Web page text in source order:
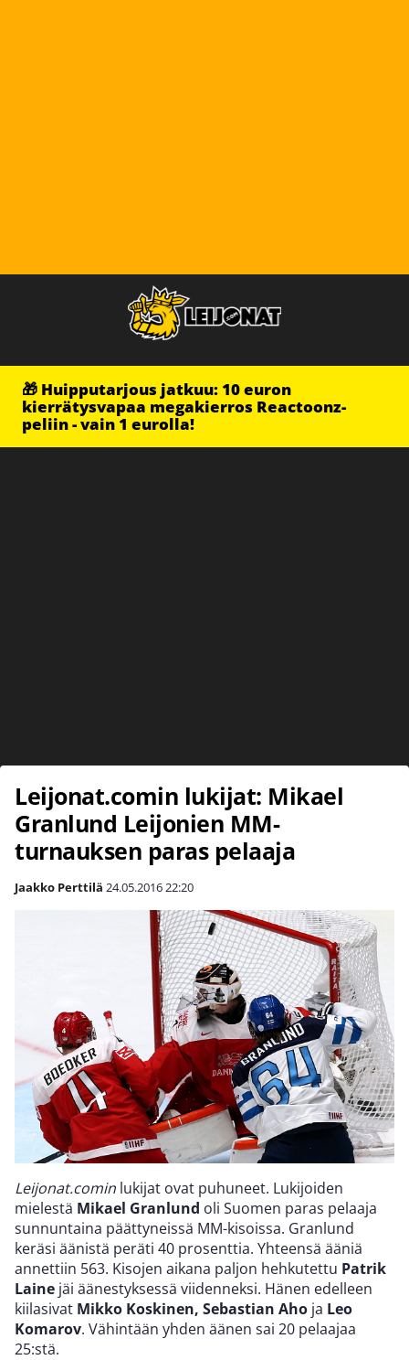
🎁 Huipputarjous jatkuu: 10 euron
kierrätysvapaa megakierros Reactoonz-
peliin - vain 1 eurolla!
Leijonat.comin lukijat: Mikael
Granlund Leijonien MM-
turnauksen paras pelaaja
Jaakko Perttilä 24.05.201622:20
Leijonat.comin lukijat ovat puhuneet. Lukijoiden
mielestä Mikael Granlund oli Suomen paras pelaaja
sunnuntaina päättyneissä MM-kisoissa. Granlund
keräsi äänistä peräti 40 prosenttia. Yhteensä ääniä
annettiin 563. Kisojen aikana paljon hehkutettu Patrik
Laine jäi äänestyksessä viidenneksi. Hänen edelleen
kiilasivat Mikko Koskinen, Sebastian Aho ja Leo
Komarov. Vähintään yhden äänen sai 20 pelaajaa
25:stä.